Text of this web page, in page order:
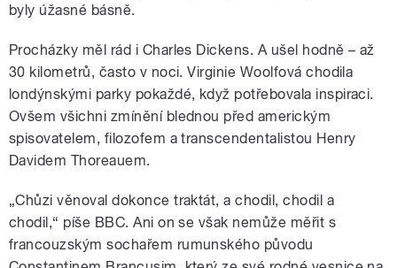
byly úžasné básně.
Procházky měl rád i Charles Dickens. A ušel hodně – až
30 kilometrů, často v noci. Virginie Woolfová chodila
londýnskými parky pokaždé, když potřebovala inspiraci.
Ovšem všichni zmínění blednou před americkým
spisovatelem, filozofem a transcendentalistou Henry
Davidem Thoreauem.
„Chůzi věnoval dokonce traktát, a chodil, chodil a
chodil,“ píše BBC. Ani on se však nemůže měřit s
francouzským sochařem rumunského původu